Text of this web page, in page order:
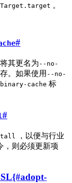
Target.target 。
#
其更名为 --no-
。如果使用 --no-
cache 标
#
，以便与行业
，则必须更新项